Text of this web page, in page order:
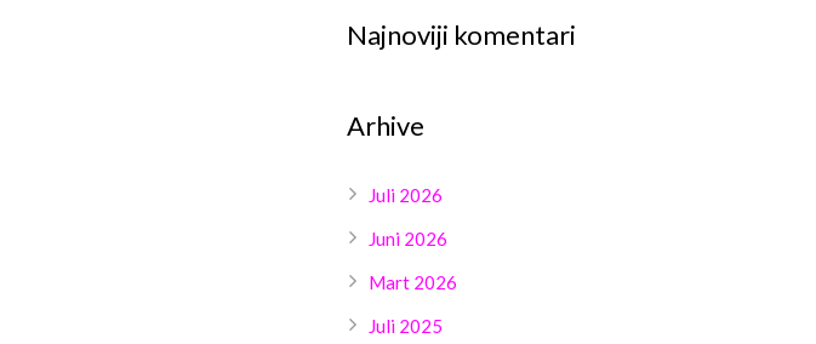
Najnoviji komentari
Arhive
Juli 2026
Juni 2026
Mart 2026
Juli 2025